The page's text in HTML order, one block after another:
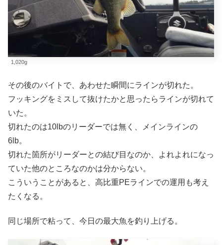
1,020g
その後のバイトで、あわせた瞬間にラインが切れた。
フッキングをミスして抜けたかと思ったらラインが切れて
いた。
切れたのは10lbのリーダーでは無く、メインラインの
6lb。
切れた箇所がリーダーとの結び目なのか、よれよれになっ
ていた他のところなのかは分からない。
こういうことがあると、高比重PEラインでの運用も考え
たくなる。
同じ場所で粘って、今日の最大魚を釣り上げる。